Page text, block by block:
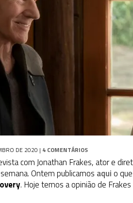
DE 2020 | 4 COMENTÁRIOS
com Jonathan Frakes, ator e
Ontem publicamos aquio
. Hoje temos a opinião de